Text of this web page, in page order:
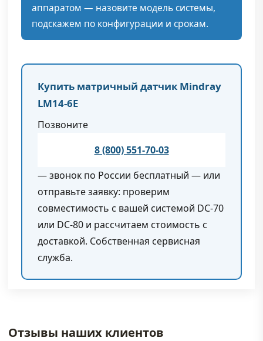
аппаратом — назовите модель системы,
подскажем по конфигурации и срокам.
Купить матричный датчик Mindray
LM14-6E
Позвоните
8 (800) 551-70-03
— звонок по России бесплатный — или
отправьте заявку: проверим
совместимость с вашей системой DC-70
или DC-80 и рассчитаем стоимость с
доставкой. Собственная сервисная
служба.
Отзывы наших клиентов